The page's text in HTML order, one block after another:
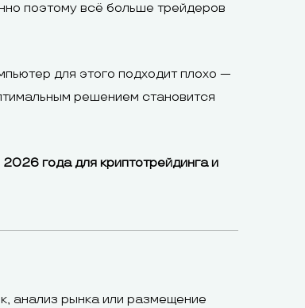
поэтому всё больше трейдеров
для этого подходит плохо —
решением становится
года для криптотрейдинга и
анализ рынка или размещение